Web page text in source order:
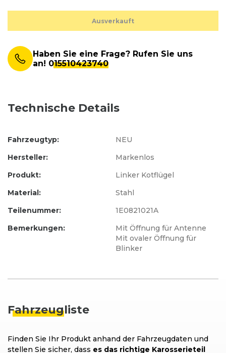
Ausverkauft
Haben Sie eine Frage? Rufen Sie uns
an! 015510423740
Technische Details
Hersteller:
Markenlos
Produkt:
Linker Kotflügel
Fahrzeugtyp: NEU
Material:
Stahl
Teilenummer:
1E0821021A
Bemerkungen:
Mit Öffnung für Antenne
Mit ovaler Öffnung für
Blinker
Fahrzeugliste
Finden Sie Ihr Produkt anhand der Fahrzeugdaten und
stellen Sie sicher, dass es das richtige Karosserieteil